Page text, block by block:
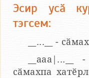
Эсир усӑ
тэгсем:
__...__ -
сӑмахпа